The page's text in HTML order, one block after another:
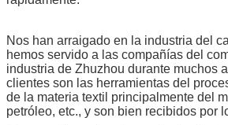
Nos han arraigado en la industria del
hemos servido a las compañías del
industria de Zhuzhou durante muchos
clientes son las herramientas del
de la materia textil principalmente del
petróleo, etc., y son bien recibidos por